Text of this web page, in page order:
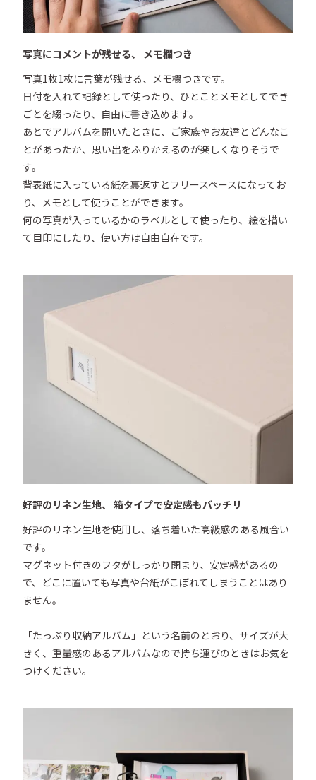
写真にコメントが残せる、 メモ欄つき
写真1枚1枚に言葉が残せる、メモ欄つきです。
日付を入れて記録として使ったり、ひとことメモとしてでき
ごとを綴ったり、自由に書き込めます。
あとでアルバムを開いたときに、ご家族やお友達とどんなこ
とがあったか、思い出をふりかえるのが楽しくなりそうで
す。
背表紙に入っている紙を裏返すとフリースペースになってお
り、メモとして使うことができます。
何の写真が入っているかのラベルとして使ったり、絵を描い
て目印にしたり、使い方は自由自在です。
好評のリネン生地、 箱タイプで安定感もバッチリ
好評のリネン生地を使用し、落ち着いた高級感のある風合い
です。
マグネット付きのフタがしっかり閉まり、安定感があるの
で、どこに置いても写真や台紙がこぼれてしまうことはあり
ません。
「たっぷり収納アルバム」という名前のとおり、サイズが大
きく、重量感のあるアルバムなので持ち運びのときはお気を
つけください。